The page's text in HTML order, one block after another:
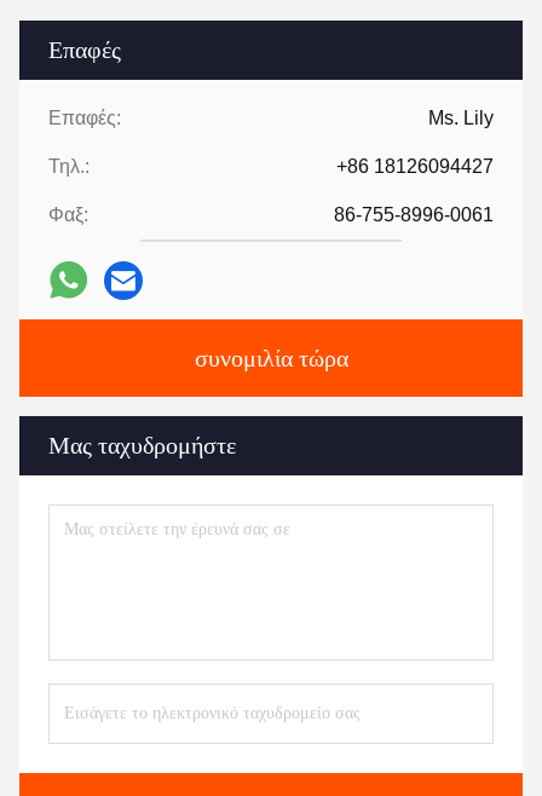
Επαφές
Επαφές: Ms. Lily
Τηλ.: +86 18126094427
Φαξ: 86-755-8996-0061
συνομιλία τώρα
Μας ταχυδρομήστε